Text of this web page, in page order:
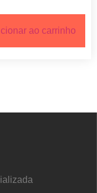
ao carrinho